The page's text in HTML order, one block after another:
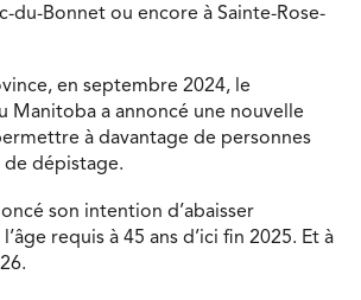
du-Bonnet ou encore à Sainte-Rose-
en septembre 2024, le
Manitoba a annoncé une nouvelle
à davantage de personnes
de dépistage.
son intention d’abaisser
requis à 45 ans d’ici fin 2025. Et à